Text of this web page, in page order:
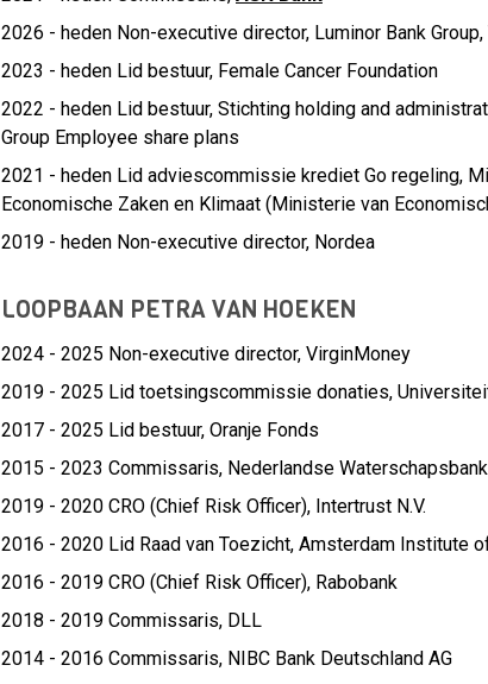
2026 - heden Non-executive director, Luminor Bank Group,
2023 - heden Lid bestuur, Female Cancer Foundation
2022 - heden Lid bestuur, Stichting holding and
Group Employee share plans
2021 - heden Lid adviescommissie krediet Go regeling,
Economische Zaken en Klimaat (Ministerie van
2019 - heden Non-executive director, Nordea
LOOPBAAN PETRA VAN HOEKEN
2024 - 2025 Non-executive director, VirginMoney
2019 - 2025 Lid toetsingscommissie donaties,
2017 - 2025 Lid bestuur, Oranje Fonds
2015 - 2023 Commissaris, Nederlandse Waterschapsbank
2019 - 2020 CRO (Chief Risk Officer), Intertrust N.V.
2016 - 2020 Lid Raad van Toezicht, Amsterdam Institute
2016 - 2019 CRO (Chief Risk Officer), Rabobank
2018 - 2019 Commissaris, DLL
2014 - 2016 Commissaris, NIBC Bank Deutschland AG